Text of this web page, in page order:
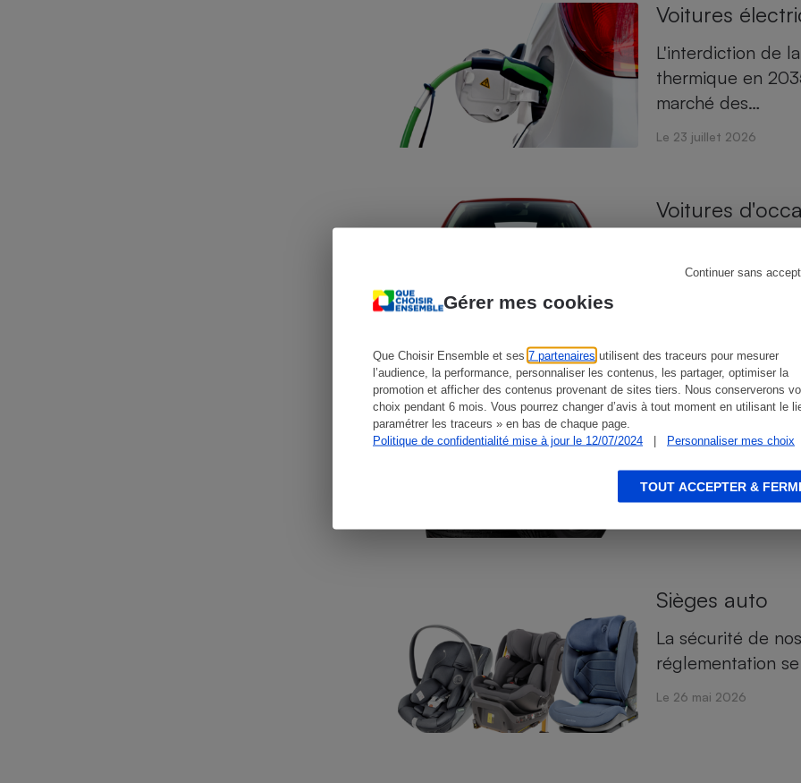
Gérer mes cookies
Que Choisir Ensemble et ses 7 partenaires utilisent des traceurs pour mesurer
l’audience, la performance, personnaliser les contenus, les partager, optimiser la
promotion et afficher des contenus provenant de sites tiers. Nous conserverons
choix pendant 6 mois. Vous pourrez changer d’avis à tout moment en utilisant le
paramétrer les traceurs » en bas de chaque page.
Politique de confidentialité mise à jour le 12/07/2024
| Personnaliser mes choix
Continuer sans
TOUT ACCEPTER &
Voitures
L'interdiction de
thermique en
marché des…
Le 23 juillet 2026
Voitures
Le marché de la
être désormais
Pneus
Les pneus
leurs missions
Le 24 juin 2026
Sièges auto
La sécurité de
réglementation
Le 26 mai 2026
Cafetière à expressos Réfrigérateur